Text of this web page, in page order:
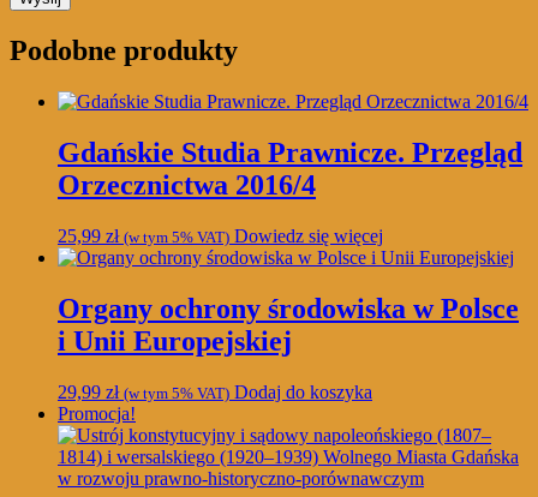
Podobne produkty
Gdańskie Studia Prawnicze. Przegląd
Orzecznictwa 2016/4
25,99 zł (w tym 5% VAT) Dowiedz się więcej
Organy ochrony środowiska w Polsce
i Unii Europejskiej
29,99 zł (w tym 5% VAT) Dodaj do koszyka
Promocja!